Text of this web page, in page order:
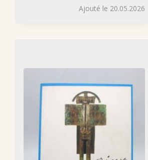
Ajouté le 20.05.2026